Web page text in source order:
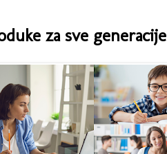
za sve generacije